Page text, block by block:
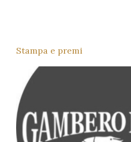
Stampa e premi